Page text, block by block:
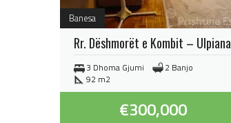
Banesa
Rr. Dëshmorët e Kombit – Ulpiana
3 Dhoma Gjumi
2 Banjo
92 m2
€300,000